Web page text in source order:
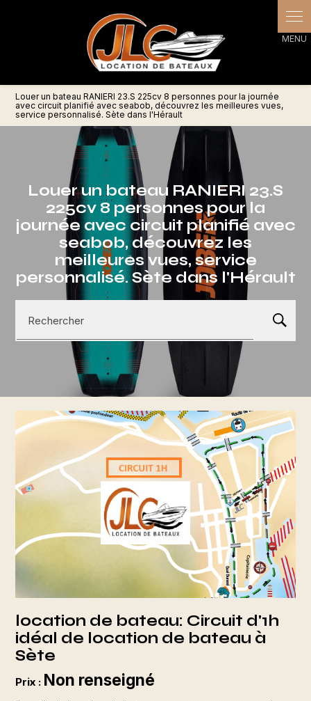
Louer un bateau RANIERI 23.S 225cv 8 personnes pour la journée
avec circuit planifié avec seabob, découvrez les meilleures vues,
service personnalisé. Sète dans l'Hérault
Louer un bateau RANIERI 23.S
225cv 8 personnes pour la
journée avec circuit planifié avec
seabob, découvrez les
meilleures vues, service
personnalisé. Sète dans l'Hérault
Rechercher
location de bateau: Circuit d'1h
idéal de location de bateau à
Sète
Prix : Non renseigné